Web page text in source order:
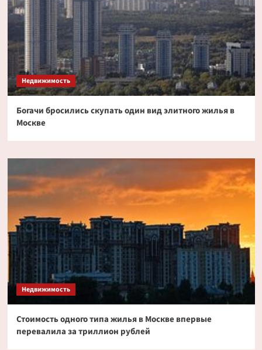
Недвижимость
Богачи бросились скупать один вид элитного жилья в
Москве
Недвижимость
Стоимость одного типа жилья в Москве впервые
перевалила за триллион рублей